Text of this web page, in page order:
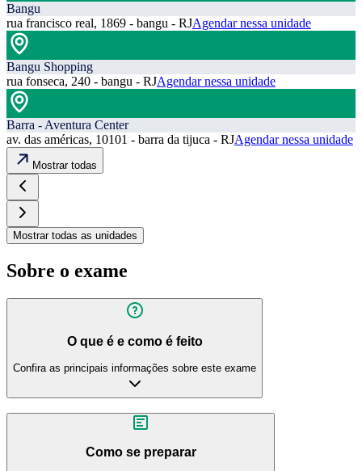
Bangu
rua francisco real, 1869 - bangu - RJAgendar nessa unidade
Bangu Shopping
rua fonseca, 240 - bangu - RJAgendar nessa unidade
Barra - Aventura Center
av. das américas, 10101 - barra da tijuca - RJAgendar nessa unidade
Mostrar todas
Mostrar todas as unidades
Sobre o exame
O que é e como é feito
Confira as principais informações sobre este exame
Como se preparar